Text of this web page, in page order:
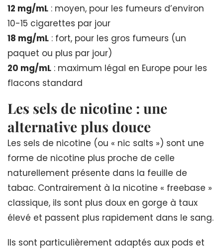
12 mg/mL : moyen, pour les fumeurs d’environ
10-15 cigarettes par jour
18 mg/mL : fort, pour les gros fumeurs (un
paquet ou plus par jour)
20 mg/mL : maximum légal en Europe pour les
flacons standard
Les sels de nicotine : une
alternative plus douce
Les sels de nicotine (ou « nic salts ») sont une
forme de nicotine plus proche de celle
naturellement présente dans la feuille de
tabac. Contrairement à la nicotine « freebase »
classique, ils sont plus doux en gorge à taux
élevé et passent plus rapidement dans le sang.
Ils sont particulièrement adaptés aux pods et